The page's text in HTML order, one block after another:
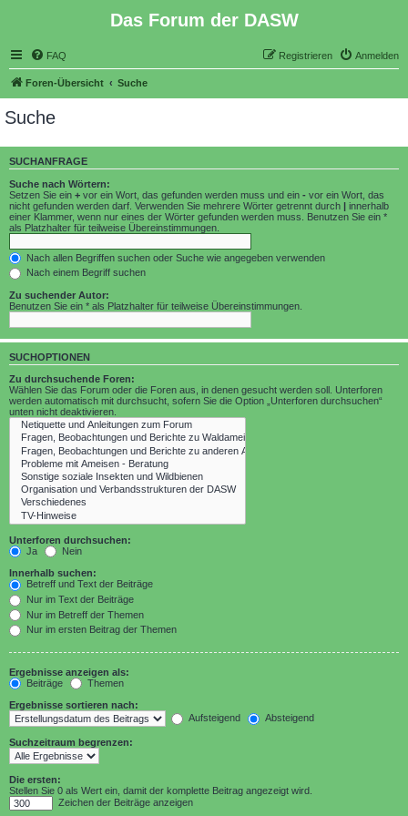
Das Forum der DASW
FAQ Anmelden
Registrieren
Foren-Übersicht Suche
Suche
SUCHANFRAGE
Suche nach Wörtern:
Setzen Sie ein + vor ein Wort, das gefunden werden muss und ein - vor ein Wort, das
nicht gefunden werden darf. Verwenden Sie mehrere Wörter getrennt durch | innerhalb
einer Klammer, wenn nur eines der Wörter gefunden werden muss. Benutzen Sie ein *
als Platzhalter für teilweise Übereinstimmungen.
Nach allen Begriffen suchen oder Suche wie angegeben verwenden
Nach einem Begriff suchen
Zu suchender Autor:
Benutzen Sie ein * als Platzhalter für teilweise Übereinstimmungen.
SUCHOPTIONEN
Zu durchsuchende Foren:
Wählen Sie das Forum oder die Foren aus, in denen gesucht werden soll. Unterforen
werden automatisch mit durchsucht, sofern Sie die Option „Unterforen durchsuchen“
unten nicht deaktivieren.
Unterforen durchsuchen:
Ja
Nein
Innerhalb suchen:
Betreff und Text der Beiträge
Nur im Text der Beiträge
Nur im Betreff der Themen
Nur im ersten Beitrag der Themen
Ergebnisse anzeigen als:
Beiträge
Themen
Ergebnisse sortieren nach:
Aufsteigend
Absteigend
Suchzeitraum begrenzen:
Die ersten:
Stellen Sie 0 als Wert ein, damit der komplette Beitrag angezeigt wird.
Zeichen der Beiträge anzeigen